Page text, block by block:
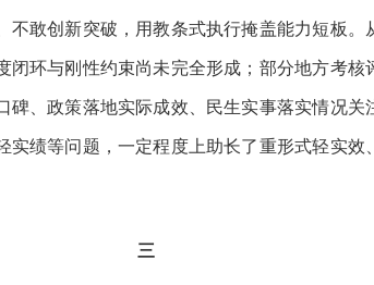
不敢创新突破，用教条式执行掩盖能力短板。
闭环与刚性约束尚未完全形成；部分地方考核
碑、政策落地实际成效、民生实事落实情况关
实绩等问题，一定程度上助长了重形式轻实效
三